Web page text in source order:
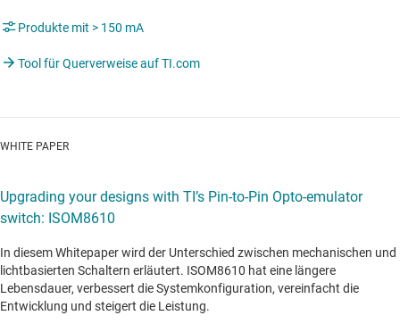
Produkte mit > 150 mA
Tool für Querverweise auf TI.com
WHITE PAPER
Upgrading your designs with TI’s Pin-to-Pin Opto-emulator
switch: ISOM8610
In diesem Whitepaper wird der Unterschied zwischen mechanischen und
lichtbasierten Schaltern erläutert. ISOM8610 hat eine längere
Lebensdauer, verbessert die Systemkonfiguration, vereinfacht die
Entwicklung und steigert die Leistung.